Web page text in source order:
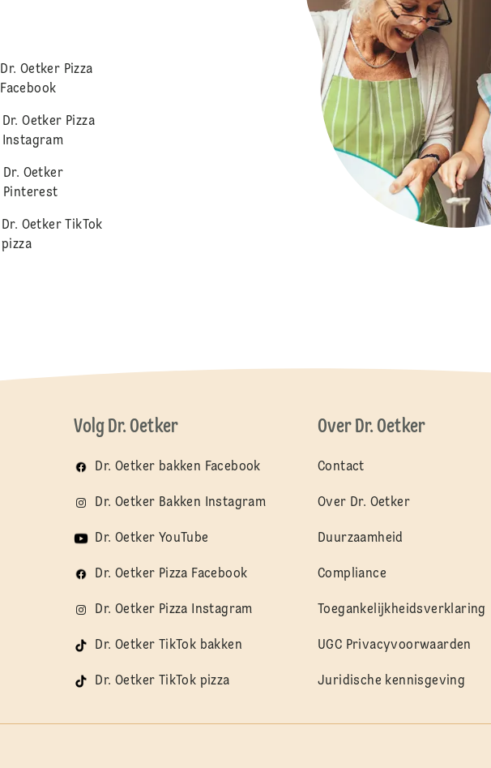
Dr. Oetker Pizza
Facebook
Dr. Oetker Pizza
Instagram
Dr. Oetker
Pinterest
Dr. Oetker TikTok
pizza
Volg Dr. Oetker Over Dr. Oetker
Dr. Oetker bakken Facebook
Dr. Oetker Bakken Instagram
Dr. Oetker YouTube
Dr. Oetker Pizza Facebook
Dr. Oetker Pizza Instagram
Dr. Oetker TikTok bakken
Dr. Oetker TikTok pizza
Contact
Over Dr. Oetker
Duurzaamheid
Compliance
Toegankelijkheidsverklaring
UGC Privacyvoorwaarden
Juridische kennisgeving